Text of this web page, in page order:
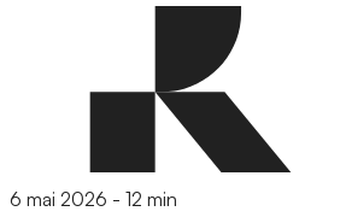
6 mai 2026 - 12 min